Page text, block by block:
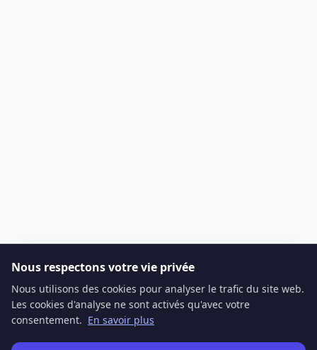
Nous respectons votre vie privée
Nous utilisons des cookies pour analyser le trafic du site web.
Les cookies d'analyse ne sont activés qu'avec votre
consentement. En savoir plus